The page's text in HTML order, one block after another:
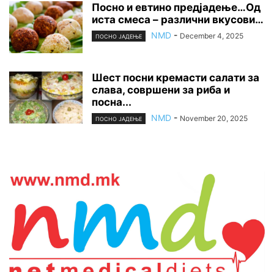
Посно и евтино предјадење…Од
иста смеса – различни вкусови…
ПОСНО ЈАДЕЊЕ NMD - December 4, 2025
Шест посни кремасти салати за
слава, совршени за риба и
посна...
ПОСНО ЈАДЕЊЕ NMD - November 20, 2025